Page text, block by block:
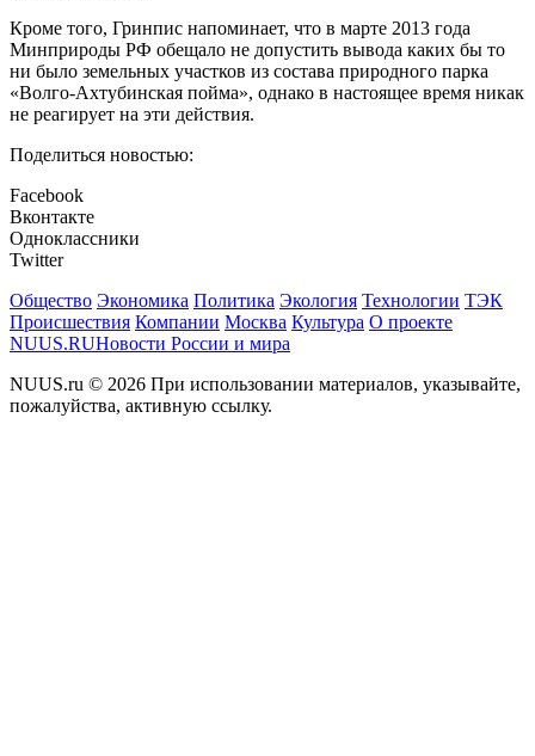
Кроме того, Гринпис напоминает, что в марте 2013 года
Минприроды РФ обещало не допустить вывода каких бы то
ни было земельных участков из состава природного парка
«Волго-Ахтубинская пойма», однако в настоящее время никак
не реагирует на эти действия.
Поделиться новостью:
Facebook
Вконтакте
Одноклассники
Twitter
Общество Экономика Политика Экология Технологии ТЭК
Происшествия Компании Москва Культура О проекте
NUUS.RUНовости России и мира
NUUS.ru © 2026 При использовании материалов, указывайте,
пожалуйства, активную ссылку.